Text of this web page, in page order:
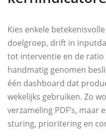
Kies enkele
doelgroep, drift in
tot interventie en de
handmatig genomen
één dashboard dat
wekelijks gebruiken. Zo
verzameling PDF’s, maar
sturing, prioritering en